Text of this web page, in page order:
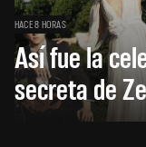
HACE 8 HORAS
Así fue la
secreta de